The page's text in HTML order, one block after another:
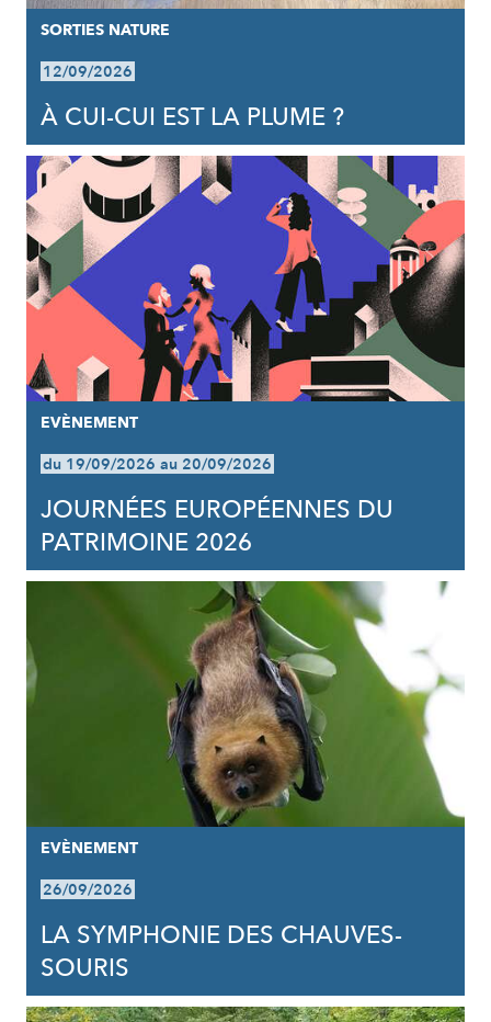
SORTIES NATURE
12/09/2026
À CUI-CUI EST LA PLUME ?
EVÈNEMENT
du 19/09/2026 au 20/09/2026
JOURNÉES EUROPÉENNES DU
PATRIMOINE 2026
EVÈNEMENT
26/09/2026
LA SYMPHONIE DES CHAUVES-
SOURIS